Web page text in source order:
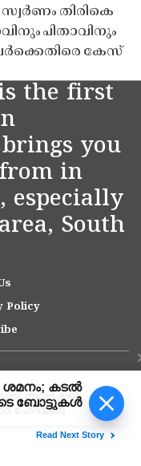
തിരികെ
പിതാവിനും
കേസ്
the first
you
in
especially
South
Policy
സവർക്കറെ
ചോദ്യങ്ങൾ;
ചെയ്യാൻ